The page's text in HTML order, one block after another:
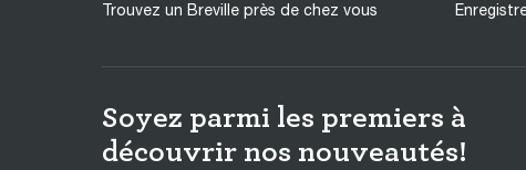
Trouvez un Breville près de chez vous
Soyez parmi les premiers à
découvrir nos nouveautés!